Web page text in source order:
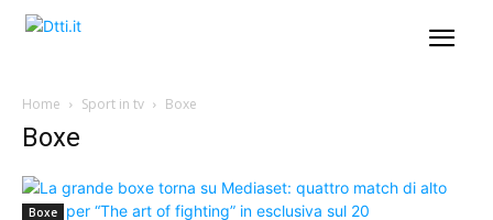
Home Sport in tv Boxe
Boxe
Boxe